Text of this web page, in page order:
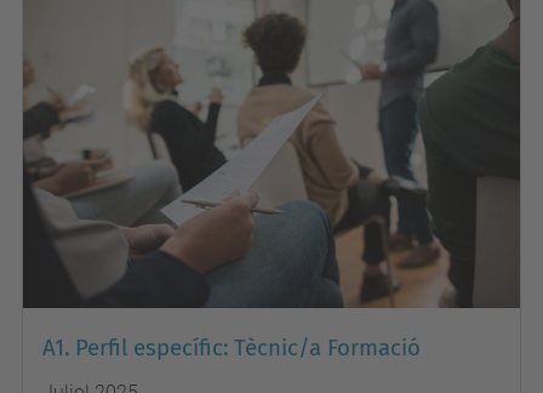
A1. Perfil específic: Tècnic/a Formació